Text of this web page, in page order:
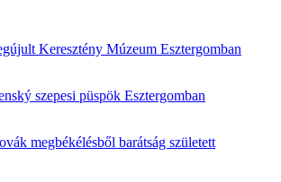
Keresztény Múzeum Esztergomban
szepesi püspök Esztergomban
megbékélésből barátság született